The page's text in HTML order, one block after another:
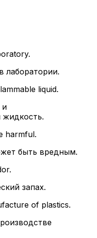
лаборатории.
liquid.
и
жидкость.
harmful.
быть вредным.
запах.
of plastics.